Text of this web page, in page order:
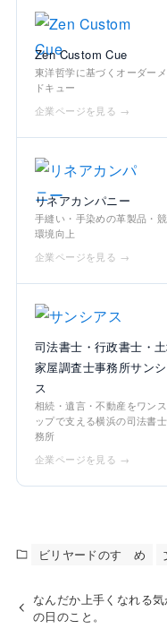
Zen Custom Cue
東洋哲学に基づくオーダー
ドキュー
企業ページを見る →
リネアカンパニー
手縫い・手染めの革製品・
環境向上
企業ページを見る →
司法書士・行政書士・
家屋調査士事務所サン
ス
相続・遺言・不動産をワンス
ップで支える横浜の司法書
務所
企業ページを見る →
ビリヤードのすゝめ
なんだか上手くなれる
の日のこと。